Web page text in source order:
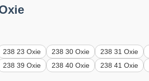
238 23 Oxie 238 30 Oxie 238 31 Oxie
238 39 Oxie 238 40 Oxie 238 41 Oxie